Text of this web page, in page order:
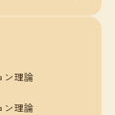
理論
理論